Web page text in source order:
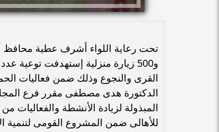
القرى والنجوع وذلك ضمن فعاليات
الدكتورة هدى مصطفى مقرر فرع
المبذولة لزيادة الأنشطة والفعاليات
للأهالى ضمن المشروع القومى